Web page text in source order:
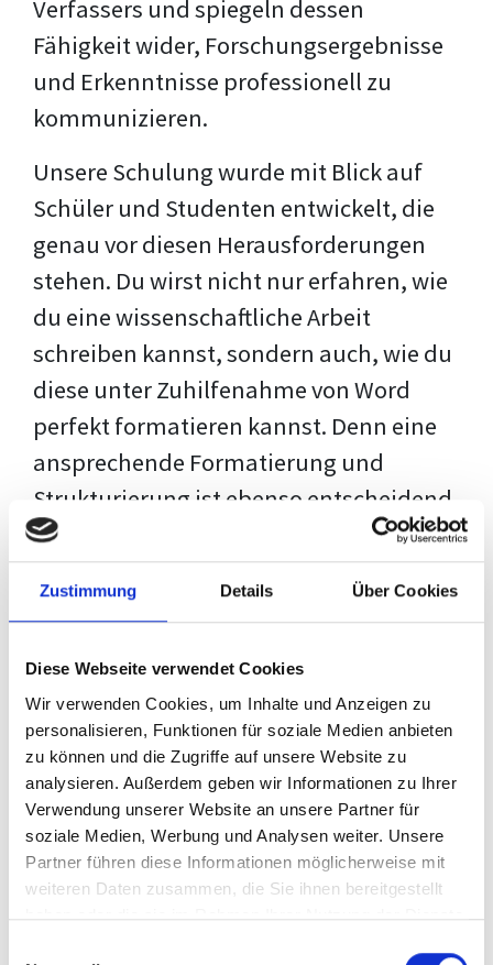
Zustimmung Details Über Cookies
Diese Webseite verwendet Cookies
Wir verwenden Cookies, um Inhalte und Anzeigen zu
personalisieren, Funktionen für soziale Medien anbieten
zu können und die Zugriffe auf unsere Website zu
analysieren. Außerdem geben wir Informationen zu Ihrer
Verwendung unserer Website an unsere Partner für
soziale Medien, Werbung und Analysen weiter. Unsere
Partner führen diese Informationen möglicherweise mit
weiteren Daten zusammen, die Sie ihnen bereitgestellt
haben oder die sie im Rahmen Ihrer Nutzung der Dienste
Verfassers und spiegeln dessen
Fähigkeit wider, Forschungsergebnisse
und Erkenntnisse professionell zu
kommunizieren.
Unsere Schulung wurde mit Blick auf
Schüler und Studenten entwickelt, die
genau vor diesen Herausforderungen
stehen. Du wirst nicht nur erfahren, wie
du eine wissenschaftliche Arbeit
schreiben kannst, sondern auch, wie du
diese unter Zuhilfenahme von Word
perfekt formatieren kannst. Denn eine
ansprechende Formatierung und
Strukturierung ist ebenso entscheidend
wie der Inhalt selbst. Jeder Prüfer hat
eigene Erwartungen, und unsere
Schulung ist so konzipiert, dass sie dir
deiner individuellen Vorlage zeigt,
anstatt eine Einheitslösung zu bieten.
Der Prozess des wissenschaftlichen
Schreibens kann ohne das richtige
Wissen eine große Herausforderung
darstellen. Jedoch, ausgestattet mit
denTechniken und Strategiendieses
Kurses, wird die Formatierung deiner